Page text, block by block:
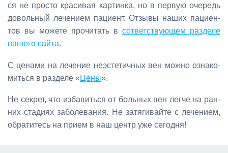
ся не про­сто кра­си­вая кар­тин­ка, но в первую оче­редь
до­воль­ный ле­че­ни­ем па­ци­ент. От­зы­вы на­ших па­ци­ен­
тов вы мо­же­те про­чи­тать в со­т­вет­ству­ю­щем раз­де­ле
на­ше­го сай­та.
С це­на­ми на ле­че­ние неэс­те­тич­ных вен мож­но озна­ко­
мить­ся в раз­де­ле « Це­ны».
Не сек­рет, что из­ба­вить­ся от боль­ных вен лег­че на ран­
них ста­ди­ях за­бо­ле­ва­ния. Не за­тя­ги­вай­те с ле­че­ни­ем,
об­ра­ти­тесь на при­ем в наш центр уже се­год­ня!